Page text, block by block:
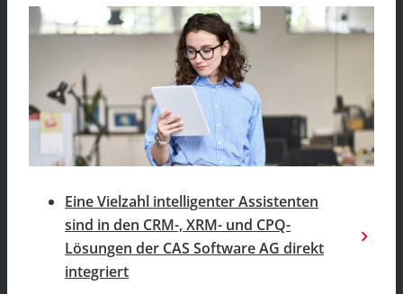
Eine Vielzahl intelligenter Assistenten
sind in den CRM-, XRM- und CPQ-
Lösungen der CAS Software AG direkt
integriert